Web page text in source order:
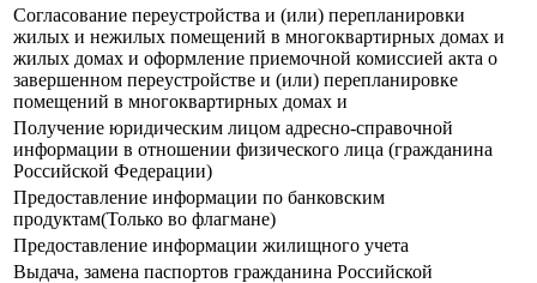
Согласование переустройства и (или) перепланировки
жилых и нежилых помещений в многоквартирных домах и
жилых домах и оформление приемочной комиссией акта о
завершенном переустройстве и (или) перепланировке
помещений в многоквартирных домах и
Получение юридическим лицом адресно-справочной
информации в отношении физического лица (гражданина
Российской Федерации)
Предоставление информации по банковским
продуктам(Только во флагмане)
Предоставление информации жилищного учета
Выдача, замена паспортов гражданина Российской